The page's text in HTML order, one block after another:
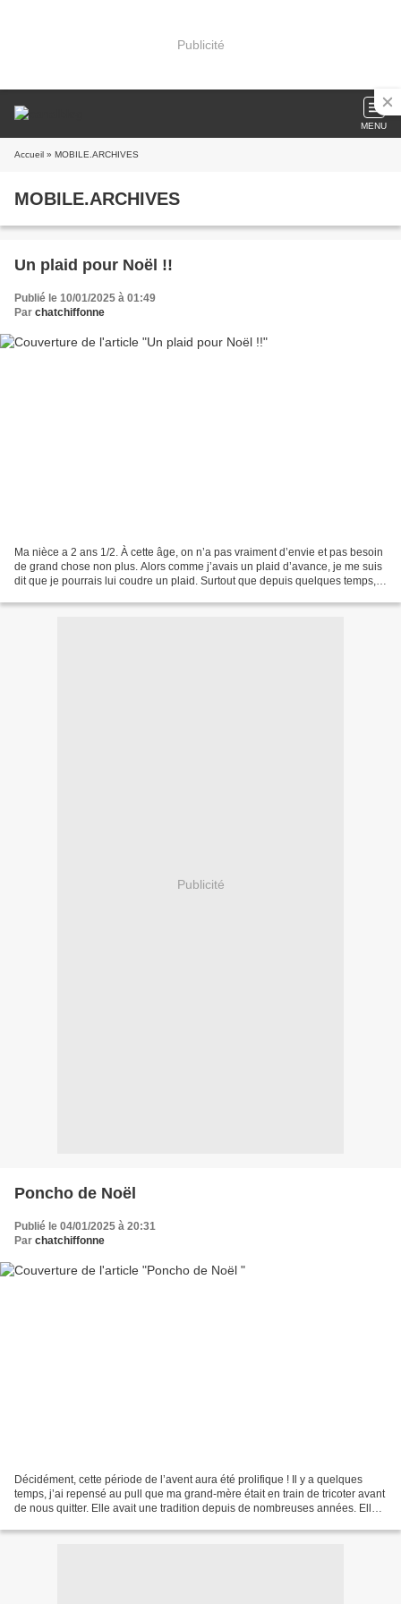
Publicité
MENU
Accueil » MOBILE.ARCHIVES
MOBILE.ARCHIVES
Un plaid pour Noël !!
Publié le 10/01/2025 à 01:49
Par chatchiffonne
Ma nièce a 2 ans 1/2. À cette âge, on n’a pas vraiment d’envie et pas besoin
de grand chose non plus. Alors comme j’avais un plaid d’avance, je me suis
dit que je pourrais lui coudre un plaid. Surtout que depuis quelques temps,
Publicité
Poncho de Noël
Publié le 04/01/2025 à 20:31
Par chatchiffonne
Décidément, cette période de l’avent aura été prolifique ! Il y a quelques
temps, j’ai repensé au pull que ma grand-mère était en train de tricoter avant
de nous quitter. Elle avait une tradition depuis de nombreuses années. Elle